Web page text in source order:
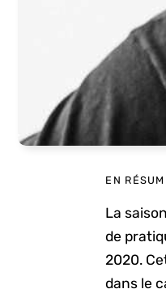
EN
La
de
2020.
dans le